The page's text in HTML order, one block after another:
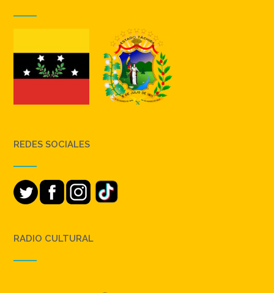
REDES SOCIALES
RADIO CULTURAL